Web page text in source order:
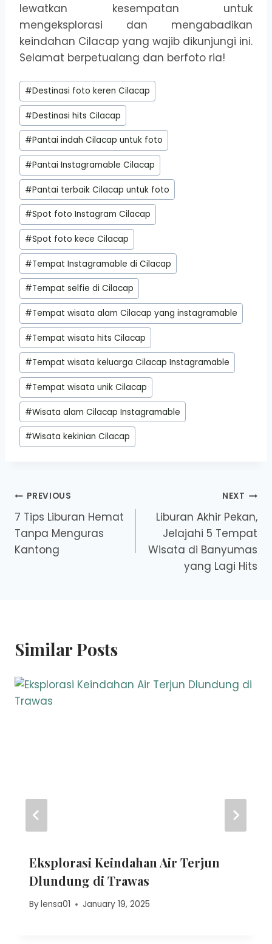
lewatkan kesempatan untuk
mengeksplorasi dan mengabadikan
keindahan Cilacap yang wajib dikunjungi ini.
Selamat berpetualang dan berfoto ria!
Post
Tags:
#Destinasi foto keren Cilacap
#Destinasi hits Cilacap
#Pantai indah Cilacap untuk foto
#Pantai Instagramable Cilacap
#Pantai terbaik Cilacap untuk foto
#Spot foto Instagram Cilacap
#Spot foto kece Cilacap
#Tempat Instagramable di Cilacap
#Tempat selfie di Cilacap
#Tempat wisata alam Cilacap yang instagramable
#Tempat wisata hits Cilacap
#Tempat wisata keluarga Cilacap Instagramable
#Tempat wisata unik Cilacap
#Wisata alam Cilacap Instagramable
#Wisata kekinian Cilacap
Post
navigation
PREVIOUS
7 Tips Liburan Hemat
Tanpa Menguras
Kantong
NEXT
Liburan Akhir Pekan,
Jelajahi 5 Tempat
Wisata di Banyumas
yang Lagi Hits
Similar Posts
Eksplorasi Keindahan Air Terjun
Dlundung di Trawas
Bylensa01 January 19, 2025